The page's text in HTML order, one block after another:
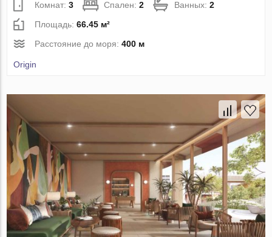
Комнат:3 Спален:2 Ванных:2
Площадь:66.45 м²
Расстояние до моря:400 м
Origin